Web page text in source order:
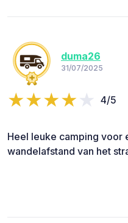
duma26
31/07/2025
4/5
Heel leuke camping voor
wandelafstand van het